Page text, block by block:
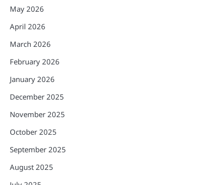
May 2026
April 2026
March 2026
February 2026
January 2026
December 2025
November 2025
October 2025
September 2025
August 2025